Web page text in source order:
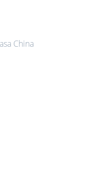
China